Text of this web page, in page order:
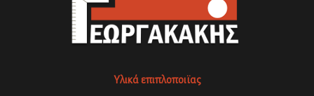
Υλικά επιπλοποιϊας